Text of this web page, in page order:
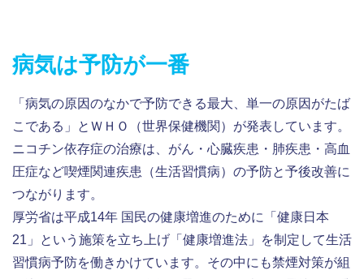
病気は予防が一番
「病気の原因のなかで予防できる最大、単一の原因がたば
こである」とＷＨＯ（世界保健機関）が発表しています。
ニコチン依存症の治療は、がん・心臓疾患・肺疾患・高血
圧症など喫煙関連疾患（生活習慣病）の予防と予後改善に
つながります。
厚労省は平成14年 国民の健康増進のために「健康日本
21」という施策を立ち上げ「健康増進法」を制定して生活
習慣病予防を働きかけています。その中にも禁煙対策が組